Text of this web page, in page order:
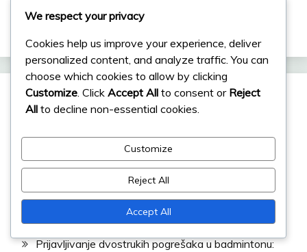
Sustav bodovanja za badminton parove
Nedavne objave
Duple pogreške u badmintonu: pogreške servisa,
pogreške u razmjeni, pogreške igrača
Varijabilnost bodovanja u dvostrukim igrama:
Faktori koji utječu na rezultate, Utjecaj igrača,
Prijavljivanje dvostrukih pogrešaka u badmintonu:
We respect your privacy
Cookies help us improve your experience, deliver
personalized content, and analyze traffic. You can
choose which cookies to allow by clicking
Customize . Click Accept All to consent or Reject
All to decline non-essential cookies.
Customize
Reject All
Accept All